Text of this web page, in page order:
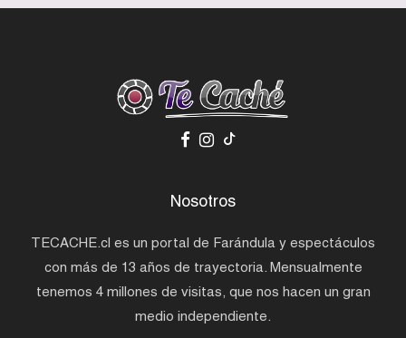
Nosotros
TECACHE.cl es un portal de Farándula y espectáculos
con más de 13 años de trayectoria. Mensualmente
tenemos 4 millones de visitas, que nos hacen un gran
medio independiente.